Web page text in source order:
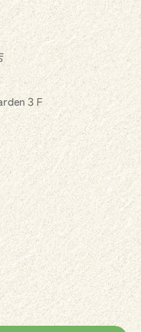
３F